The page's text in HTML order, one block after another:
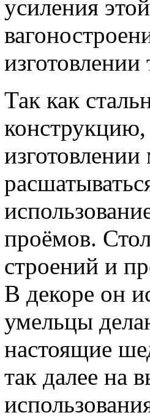
усиления
Так как
конструкцию,
проёмов.
строений и
В декоре он
умельцы
настоящие
так далее на